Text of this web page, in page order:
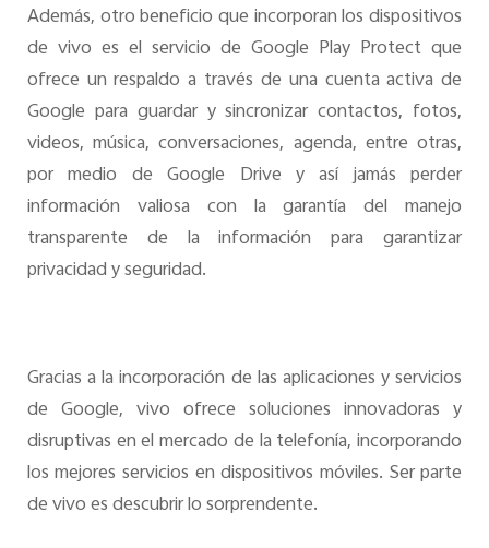
Además, otro beneficio que incorporan los dispositivos
de vivo es el servicio de Google Play Protect que
ofrece un respaldo a través de una cuenta activa de
Google para guardar y sincronizar contactos, fotos,
videos, música, conversaciones, agenda, entre otras,
por medio de Google Drive y así jamás perder
información valiosa con la garantía del manejo
transparente de la información para garantizar
privacidad y seguridad.
Gracias a la incorporación de las aplicaciones y servicios
de Google, vivo ofrece soluciones innovadoras y
disruptivas en el mercado de la telefonía, incorporando
los mejores servicios en dispositivos móviles. Ser parte
de vivo es descubrir lo sorprendente.